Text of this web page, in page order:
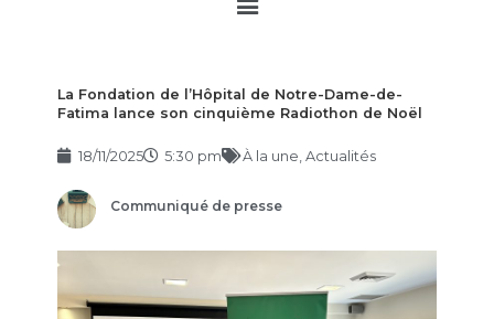
La Fondation de l’Hôpital de Notre-Dame-de-
Fatima lance son cinquième Radiothon de Noël
18/11/2025 5:30 pm À la une Actualités
Communiqué de presse